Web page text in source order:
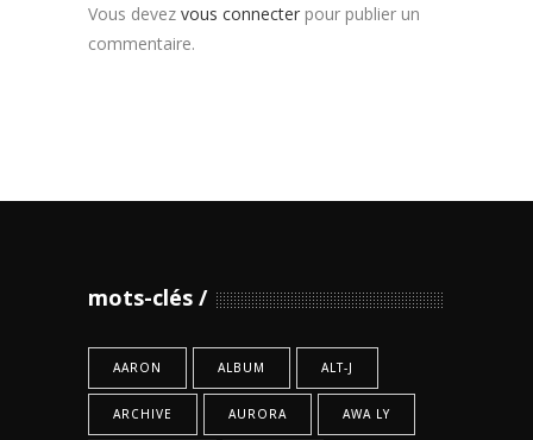
Vous devez vous connecter pour publier un
commentaire.
mots-clés
AARON ALBUM ALT-J
ARCHIVE AURORA AWA LY